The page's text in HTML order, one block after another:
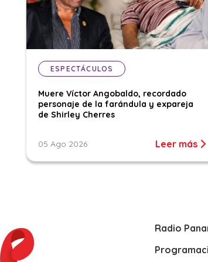
ESPECTÁCULOS
Muere Víctor Angobaldo, recordado
personaje de la farándula y expareja
de Shirley Cherres
05 Ago 2026 Leer más
Radio